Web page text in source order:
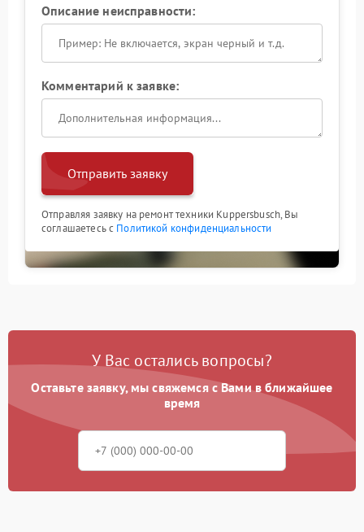
Описание неисправности:
Комментарий к заявке:
Отправить заявку
Отправляя заявку на ремонт техники Kuppersbusch, Вы
соглашаетесь с Политикой конфиденциальности
У Вас остались вопросы?
Оставьте заявку, мы свяжемся с Вами в ближайшее
время